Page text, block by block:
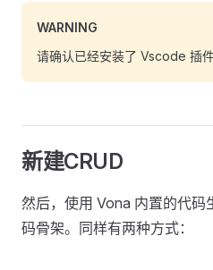
WARNING
请确认已经安装了 Vscode 插件
新建CRUD
然后，使用 Vona 内置的代码
码骨架。同样有两种方式：